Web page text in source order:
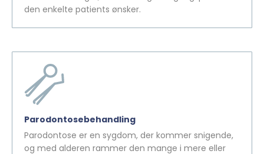
den enkelte patients ønsker.
Parodontosebehandling
Parodontose er en sygdom, der kommer snigende,
og med alderen rammer den mange i mere eller